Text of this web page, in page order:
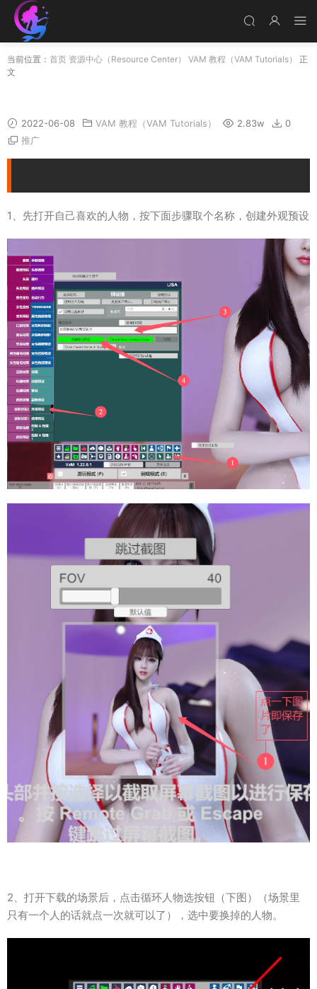
当前位置： 首页 资源中心（Resource Center） VAM 教程（VAM Tutorials）
正
文
2022-06-08 VAM 教程（VAM Tutorials） 2.83w
0
推广
1、先打开自己喜欢的人物，按下面步骤取个名称，创建外观预设
2、打开下载的场景后，点击循环人物选按钮（下图）（场景里
只有一个人的话就点一次就可以了），选中要换掉的人物。